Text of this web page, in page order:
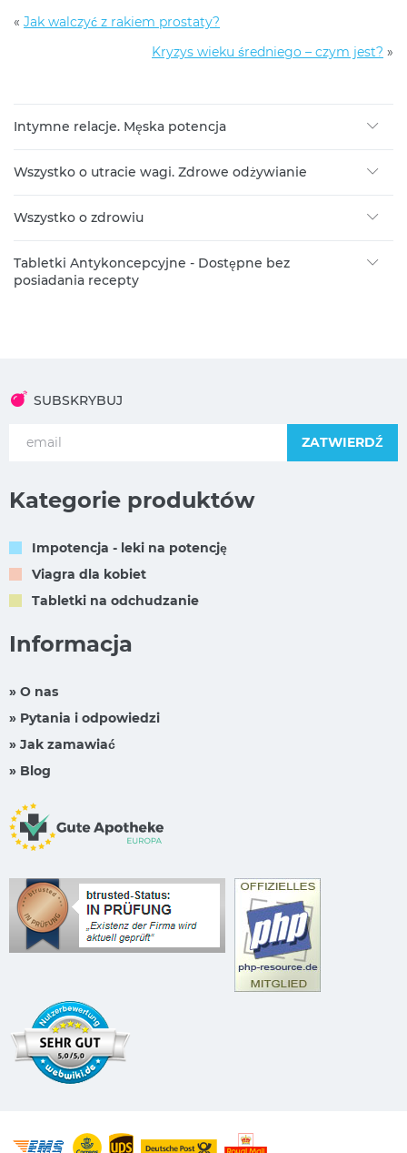
« Jak walczyć z rakiem prostaty?
Kryzys wieku średniego – czym jest? »
Intymne relacje. Męska potencja
Wszystko o utracie wagi. Zdrowe odżywianie
Wszystko o zdrowiu
Tabletki Antykoncepcyjne - Dostępne bez
posiadania recepty
SUBSKRYBUJ
ZATWIERDŹ
Kategorie produktów
Impotencja - leki na potencję
Viagra dla kobiet
Tabletki na odchudzanie
Informacja
» O nas
» Pytania i odpowiedzi
» Jak zamawiać
» Blog